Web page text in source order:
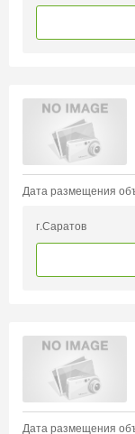
Дата размещения
г.Саратов
Дата размещения